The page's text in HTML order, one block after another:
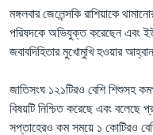
মঙ্গলবার জেলেন্সকি রাশিয়াকে
পরিষদকে অভিযুক্ত করেছেন এবং
জবাবদিহিতার মুখোমুখি হওয়ার
জাতিসংঘ ১২১টিরও বেশি শিশুসহ
বিষয়টি নিশ্চিত করেছে এবং
সপ্তাহেরও কম সময়ে ১ কোটিরও